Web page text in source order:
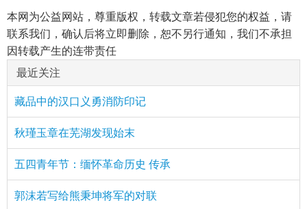
本网为公益网站，尊重版权，转载文章若侵犯您的权益，请
联系我们，确认后将立即删除，恕不另行通知，我们不承担
因转载产生的连带责任
最近关注
藏品中的汉口义勇消防印记
秋瑾玉章在芜湖发现始末
五四青年节：缅怀革命历史 传承
郭沫若写给熊秉坤将军的对联